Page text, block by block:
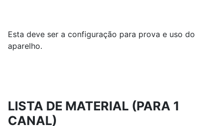
Esta deve ser a configuração para prova e uso do
aparelho.
LISTA DE MATERIAL (PARA 1
CANAL)